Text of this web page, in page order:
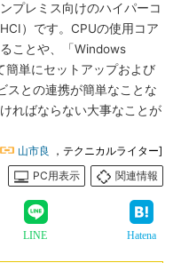
プレミス向けのハイパーコ
）です。CPUの使用コア
ことや、「Windows
簡単にセットアップおよび
スとの連携が簡単なことな
ればならない大事なことが
山市良
，テクニカルライター]
PC用表示
関連情報
LINE Hatena